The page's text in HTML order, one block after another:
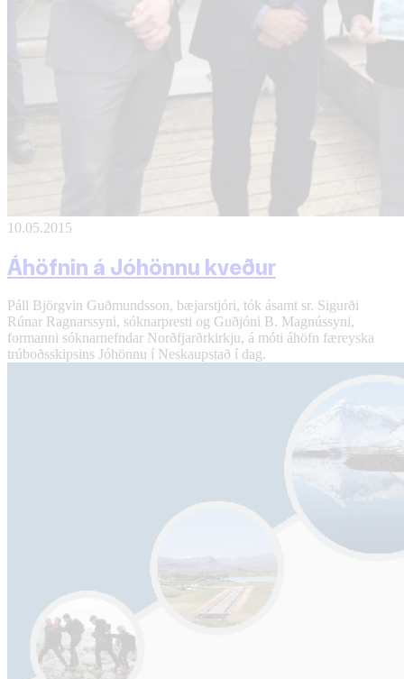
10.05.2015
Áhöfnin á Jóhönnu kveður
Páll Björgvin Guðmundsson, bæjarstjóri, tók ásamt sr. Sigurði
Rúnar Ragnarssyni, sóknarpresti og Guðjóni B. Magnússyni,
formanni sóknarnefndar Norðfjarðrkirkju, á móti áhöfn færeyska
trúboðsskipsins Jóhönnu í Neskaupstað í dag.